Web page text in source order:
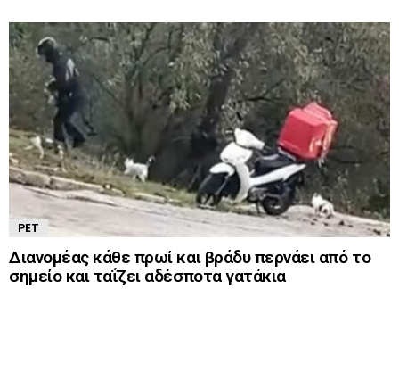
PET
Διανομέας κάθε πρωί και βράδυ περνάει από το
σημείο και ταΐζει αδέσποτα γατάκια